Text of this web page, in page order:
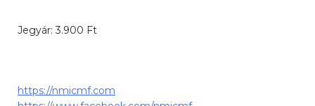
Jegyár: 3.900 Ft
https://nmicmf.com